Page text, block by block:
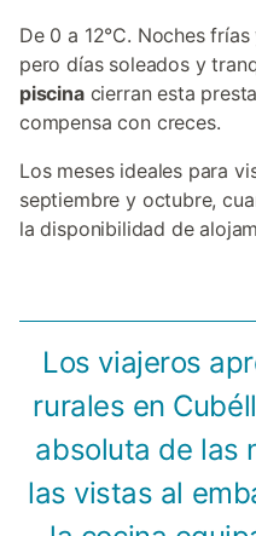
De 0 a 12°C. Noches
pero días soleados y
piscinacierran esta
compensa con creces.
Los meses ideales para
septiembre y octubre,
la disponibilidad de
Los viajeros
rurales en
absoluta de las
las vistas al